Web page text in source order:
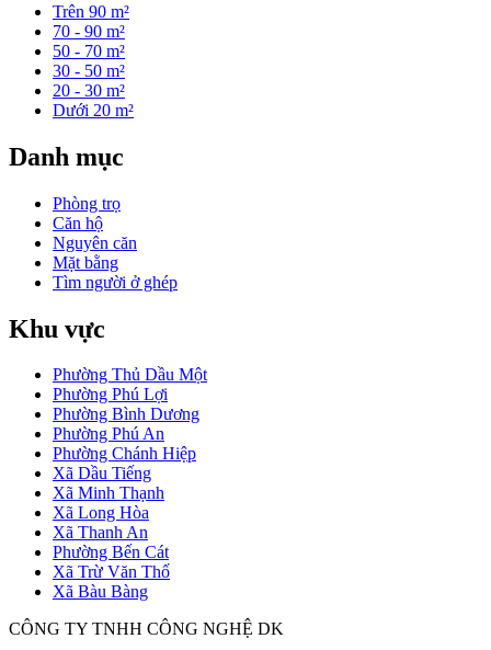
Trên 90 m²
70 - 90 m²
50 - 70 m²
30 - 50 m²
20 - 30 m²
Dưới 20 m²
Danh mục
Phòng trọ
Căn hộ
Nguyên căn
Mặt bằng
Tìm người ở ghép
Khu vực
Phường Thủ Dầu Một
Phường Phú Lợi
Phường Bình Dương
Phường Phú An
Phường Chánh Hiệp
Xã Dầu Tiếng
Xã Minh Thạnh
Xã Long Hòa
Xã Thanh An
Phường Bến Cát
Xã Trừ Văn Thố
Xã Bàu Bàng
CÔNG TY TNHH CÔNG NGHỆ DK